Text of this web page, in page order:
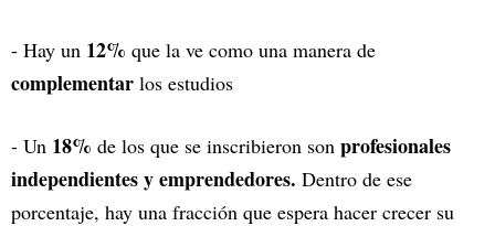
- Hay un 12% que la ve como una manera de
complementar los estudios
- Un 18% de los que se inscribieron son profesionales
independientes y emprendedores. Dentro de ese
porcentaje, hay una fracción que espera hacer crecer su